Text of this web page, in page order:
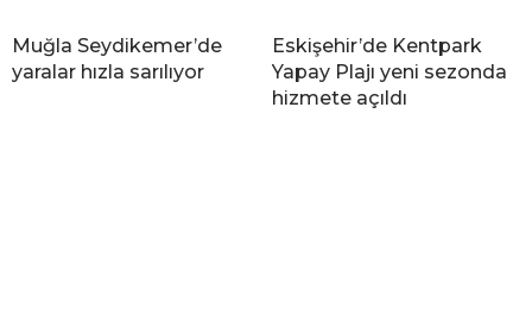
Muğla Seydikemer’de
yaralar hızla sarılıyor
Eskişehir’de Kentpark
Yapay Plajı yeni sezonda
hizmete açıldı